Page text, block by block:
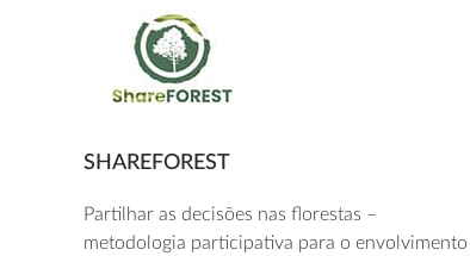
SHAREFOREST
Partilhar as decisões nas florestas –
metodologia participativa para o envolvimento